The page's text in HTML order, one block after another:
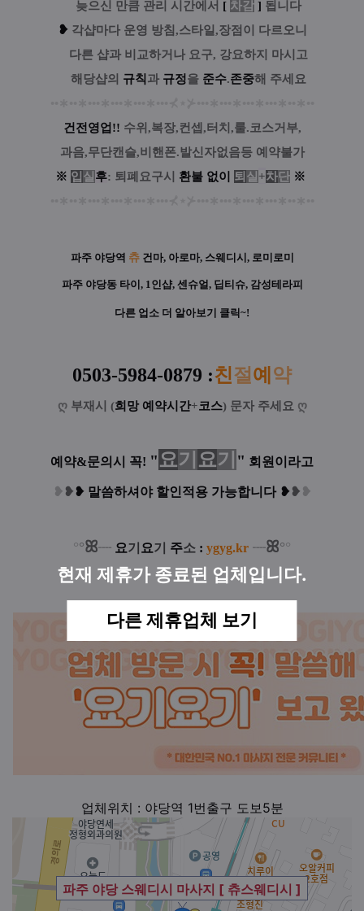
현재 제휴가 종료된 업체입니다.
다른 제휴업체 보기
늦으신 만큼 관리 시간에서 [ 차감 ] 됩니다
❥ 각샵마다 운영 방침,스타일,장점이 다르오니
다른 샵과 비교하거나 요구, 강요하지 마시고
해당샵의 규칙 과 규정을 준수.존중해 주세요
건전영업!! 수위,복장,컨셉,터치,룰.코스거부,
과음,무단캔슬,비핸폰.발신자없음등 예약불가
※ 입 실 후: 퇴폐요구시 환불 없이 퇴 실 +차단 ※
파주 야당역 츄건마, 아로마, 스웨디시, 로미로미
파주 야당동 타이, 1인샵, 센슈얼, 딥티슈, 감성테라피
다른 업소 더 알아보기 클릭~!
0503-5984-0879 :친절 예 약
ღ 부재시 (희망 예약시간+코스) 문자 주세요 ღ
예약&문의시 꼭! "요기 요기 " 회원이라고
❥ ❥❥ 말씀하셔야 할인적용 가능합니다 ❥❥ ❥
°°ꕤ┈ 요기 요기 주소 : ygyg.kr ┈ꕤ°°
업체위치 : 야당역 1번출구 도보5분
파주 야당 스웨디시 마사지 [ 츄스웨디시 ]